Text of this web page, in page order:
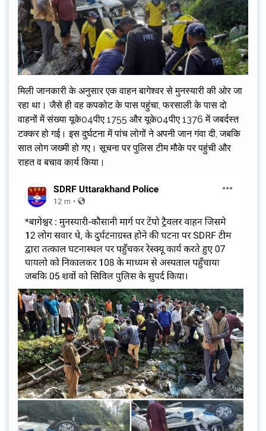
मिली जानकारी के अनुसार एक वाहन बागेश्वर से मुनस्यारी की ओर जा
रहा था। जैसे ही वह कपकोट के पास पहुंचा, फरसाली के पास दो
वाहनों में संख्या यूके04पीए 1755 और यूके04पीए 1376 में जबर्दस्त
टक्कर हो गई। इस दुर्घटना में पांच लोगों ने अपनी जान गंवा दी, जबकि
सात लोग जख्मी हो गए। सूचना पर पुलिस टीम मौके पर पहुंची और
राहत व बचाव कार्य किया।